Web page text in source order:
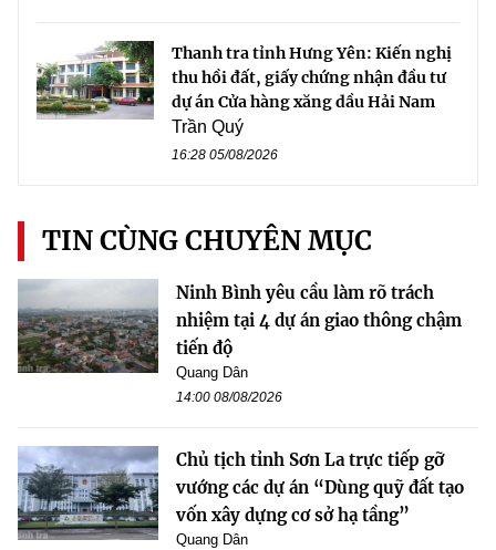
Thanh tra tỉnh Hưng Yên: Kiến nghị
thu hồi đất, giấy chứng nhận đầu tư
dự án Cửa hàng xăng dầu Hải Nam
Trần Quý
16:28 05/08/2026
TIN CÙNG CHUYÊN MỤC
Ninh Bình yêu cầu làm rõ trách
nhiệm tại 4 dự án giao thông chậm
tiến độ
Quang Dân
14:00 08/08/2026
Chủ tịch tỉnh Sơn La trực tiếp gỡ
vướng các dự án “Dùng quỹ đất tạo
vốn xây dựng cơ sở hạ tầng”
Quang Dân